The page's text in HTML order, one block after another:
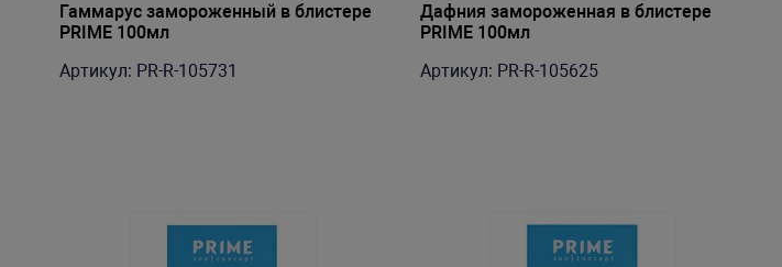
Гаммарус замороженный в блистере
PRIME 100мл
Артикул: PR-R-105731
Дафния замороженная в блистере
PRIME 100мл
Артикул: PR-R-105625